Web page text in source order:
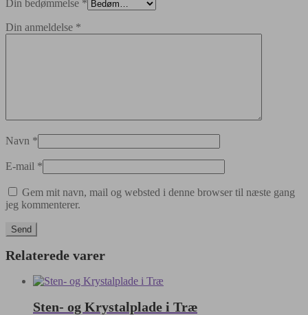
Din bedømmelse *
Din anmeldelse *
Navn *
E-mail *
Gem mit navn, mail og websted i denne browser til næste gang
jeg kommenterer.
Relaterede varer
Sten- og Krystalplade i Træ